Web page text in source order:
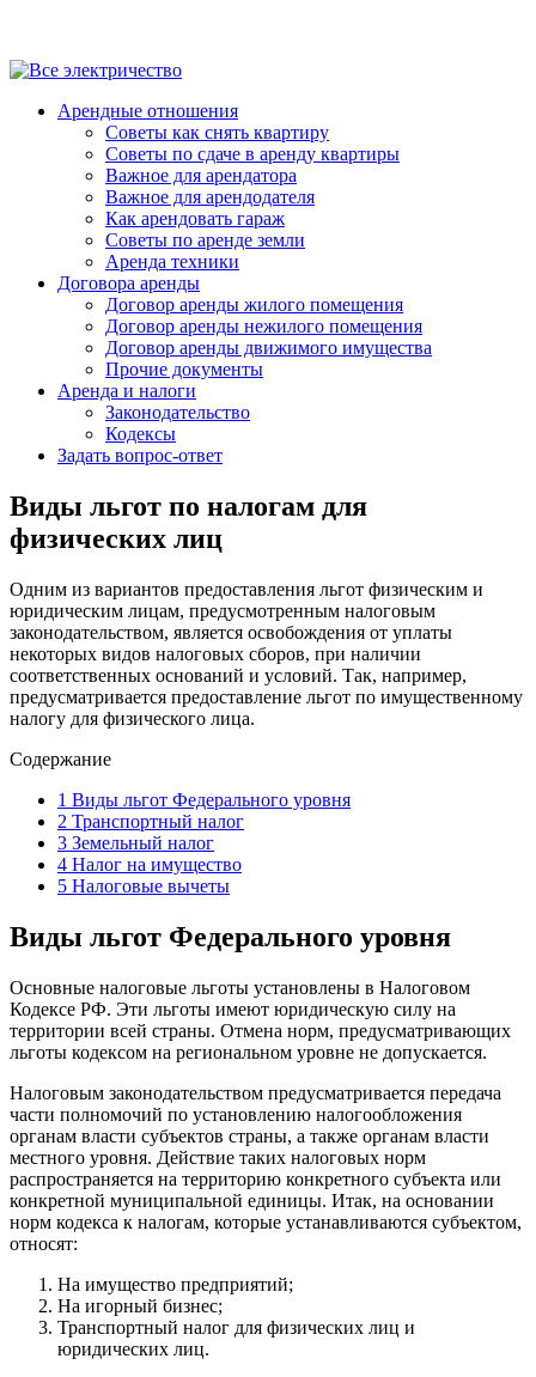
Арендные отношения
Советы как снять квартиру
Советы по сдаче в аренду квартиры
Важное для арендатора
Важное для арендодателя
Как арендовать гараж
Советы по аренде земли
Аренда техники
Договора аренды
Договор аренды жилого помещения
Договор аренды нежилого помещения
Договор аренды движимого имущества
Прочие документы
Аренда и налоги
Законодательство
Кодексы
Задать вопрос-ответ
Виды льгот по налогам для
физических лиц
Одним из вариантов предоставления льгот физическим и
юридическим лицам, предусмотренным налоговым
законодательством, является освобождения от уплаты
некоторых видов налоговых сборов, при наличии
соответственных оснований и условий. Так, например,
предусматривается предоставление льгот по имущественному
налогу для физического лица.
Содержание
1 Виды льгот Федерального уровня
2 Транспортный налог
3 Земельный налог
4 Налог на имущество
5 Налоговые вычеты
Виды льгот Федерального уровня
Основные налоговые льготы установлены в Налоговом
Кодексе РФ. Эти льготы имеют юридическую силу на
территории всей страны. Отмена норм, предусматривающих
льготы кодексом на региональном уровне не допускается.
Налоговым законодательством предусматривается передача
части полномочий по установлению налогообложения
органам власти субъектов страны, а также органам власти
местного уровня. Действие таких налоговых норм
распространяется на территорию конкретного субъекта или
конкретной муниципальной единицы. Итак, на основании
норм кодекса к налогам, которые устанавливаются субъектом,
относят:
На имущество предприятий;
На игорный бизнес;
Транспортный налог для физических лиц и
юридических лиц.